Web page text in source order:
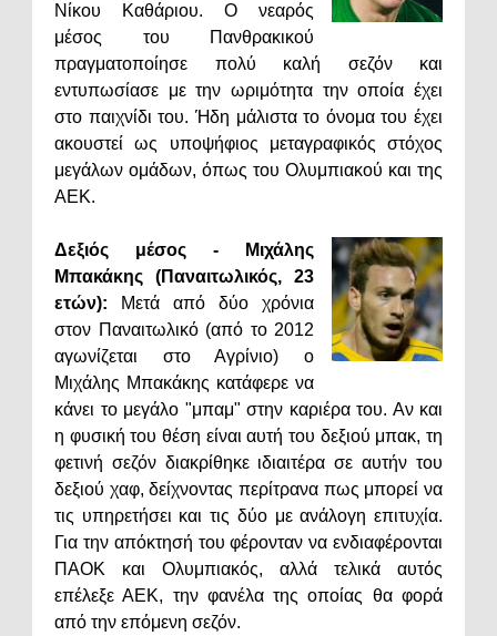
Νίκου Καθάριου. Ο νεαρός
μέσος του Πανθρακικού
πραγματοποίησε πολύ καλή σεζόν και
εντυπωσίασε με την ωριμότητα την οποία έχει
στο παιχνίδι του. Ήδη μάλιστα το όνομα του έχει
ακουστεί ως υποψήφιος μεταγραφικός στόχος
μεγάλων ομάδων, όπως του Ολυμπιακού και της
ΑΕΚ.
Δεξιός μέσος - Μιχάλης
Μπακάκης (Παναιτωλικός, 23
ετών): Μετά από δύο χρόνια
στον Παναιτωλικό (από το 2012
αγωνίζεται στο Αγρίνιο) ο
Μιχάλης Μπακάκης κατάφερε να
κάνει το μεγάλο "μπαμ" στην καριέρα του. Αν και
η φυσική του θέση είναι αυτή του δεξιού μπακ, τη
φετινή σεζόν διακρίθηκε ιδιαιτέρα σε αυτήν του
δεξιού χαφ, δείχνοντας περίτρανα πως μπορεί να
τις υπηρετήσει και τις δύο με ανάλογη επιτυχία.
Για την απόκτησή του φέρονταν να ενδιαφέρονται
ΠΑΟΚ και Ολυμπιακός, αλλά τελικά αυτός
επέλεξε ΑΕΚ, την φανέλα της οποίας θα φορά
από την επόμενη σεζόν.